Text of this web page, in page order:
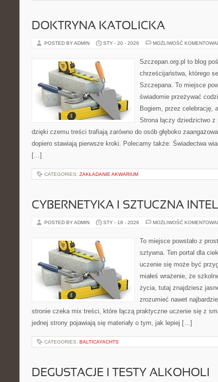
DOKTRYNA KATOLICKA
POSTED BY ADMIN STY - 20 - 2026 MOŻLIWOŚĆ
Szczepan.org.pl to blog
chrześcijaństwa, którego
Szczepana. To miejsce
świadomie przeżywać
Bogiem, przez celebrację,
Strona łączy dziedzictwo
dzięki czemu treści trafiają zarówno do osób głęboko
dopiero stawiają pierwsze kroki. Polecamy także: Świadectwa
[…]
CATEGORIES: ZAKŁADANIE AKWARIUM
CYBERNETYKA I SZTUCZNA
POSTED BY ADMIN STY - 18 - 2026 MOŻLIWOŚĆ
To miejsce powstało z
sztywna. Ten portal dla
uczenie się może być
miałeś wrażenie, że
życia, tutaj znajdziesz
zrozumieć nawet
stronie czeka mix treści, które łączą praktyczne uczenie się z
jednej strony pojawiają się materiały o tym, jak lepiej […]
CATEGORIES: BALTICAYACHTS
DEGUSTACJE I TESTY ALKOHOLI